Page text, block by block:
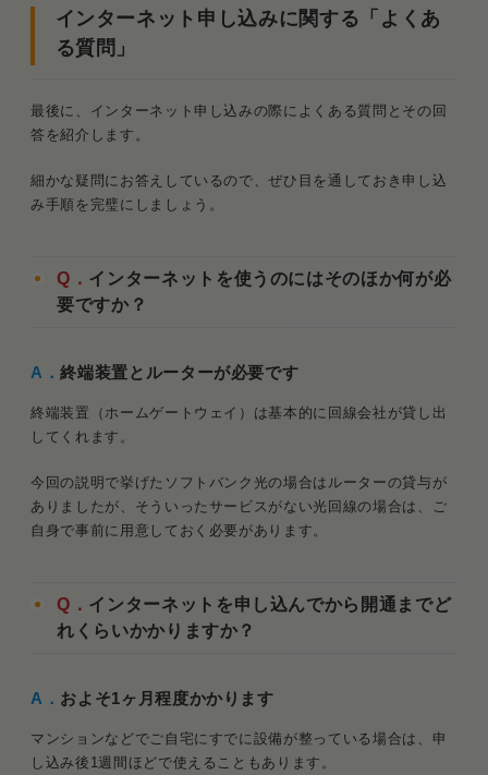
インターネット申し込みに関する「よくあ
る質問」
最後に、インターネット申し込みの際によくある質問とその回
答を紹介します。
細かな疑問にお答えしているので、ぜひ目を通しておき申し込
み手順を完璧にしましょう。
Q． インターネットを使うのにはそのほか何が必
要ですか？
A．終端装置とルーターが必要です
終端装置（ホームゲートウェイ）は基本的に回線会社が貸し出
してくれます。
今回の説明で挙げたソフトバンク光の場合はルーターの貸与が
ありましたが、そういったサービスがない光回線の場合は、ご
自身で事前に用意しておく必要があります。
Q． インターネットを申し込んでから開通までど
れくらいかかりますか？
A． およそ1ヶ月程度かかります
マンションなどでご自宅にすでに設備が整っている場合は、申
し込み後1週間ほどで使えることもあります。